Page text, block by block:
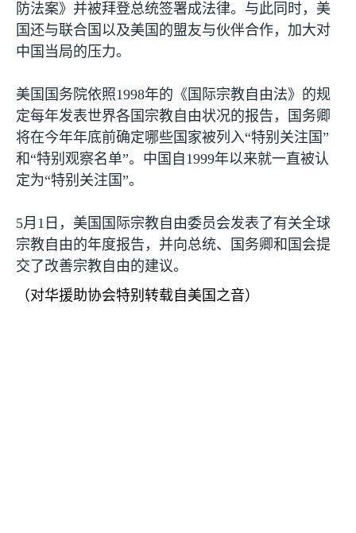
防法案》并被拜登总统签署成法律。与此同时，美
国还与联合国以及美国的盟友与伙伴合作，加大对
中国当局的压力。
美国国务院依照1998年的《国际宗教自由法》的规
定每年发表世界各国宗教自由状况的报告，国务卿
将在今年年底前确定哪些国家被列入“特别关注国”
和“特别观察名单”。中国自 1999年以来就一直被认
定为“特别关注国”。
5月 1 日，美国国际宗教自由委员会发表了有关全球
宗教自由的年度报告，并向总统、国务卿和国会提
交了改善宗教自由的建议。
（对华援助协会特别转载自美国之音）